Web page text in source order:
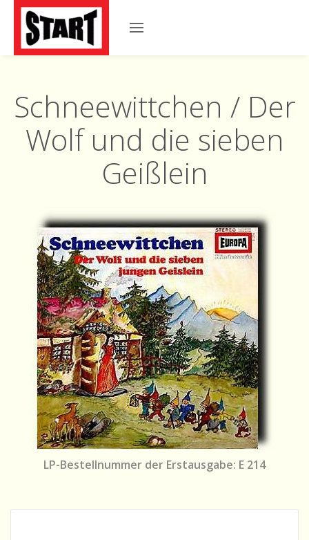
Schneewittchen / Der
Wolf und die sieben
Geißlein
LP-Bestellnummer der Erstausgabe: E 214